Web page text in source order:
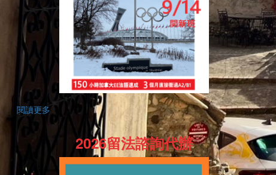
閱讀更多
2026留法諮詢代辦